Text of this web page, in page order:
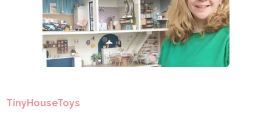
TinyHouseToys